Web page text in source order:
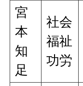
宮
本
知
足
社会
福祉
功労